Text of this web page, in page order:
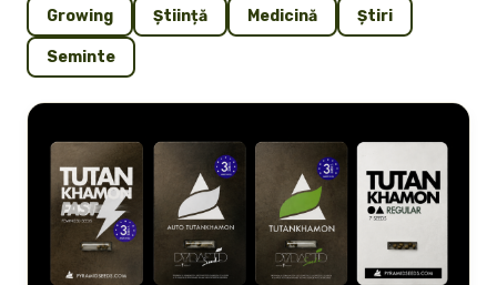
Growing Știință Medicină Știri
Seminte